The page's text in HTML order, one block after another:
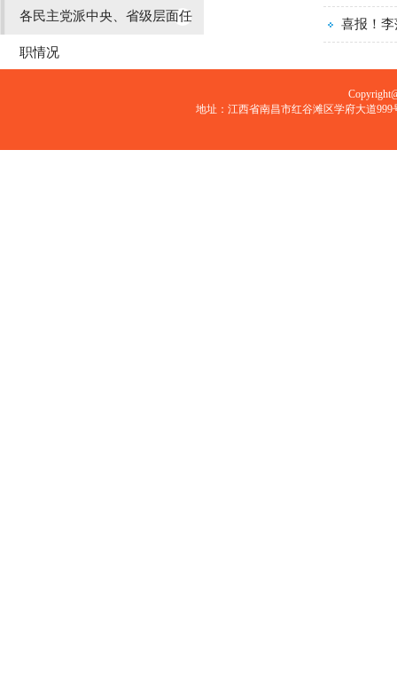
各民主党派中央、省级层面任
职情况
喜报！
地址：江西省南昌市红谷滩区学府大道999